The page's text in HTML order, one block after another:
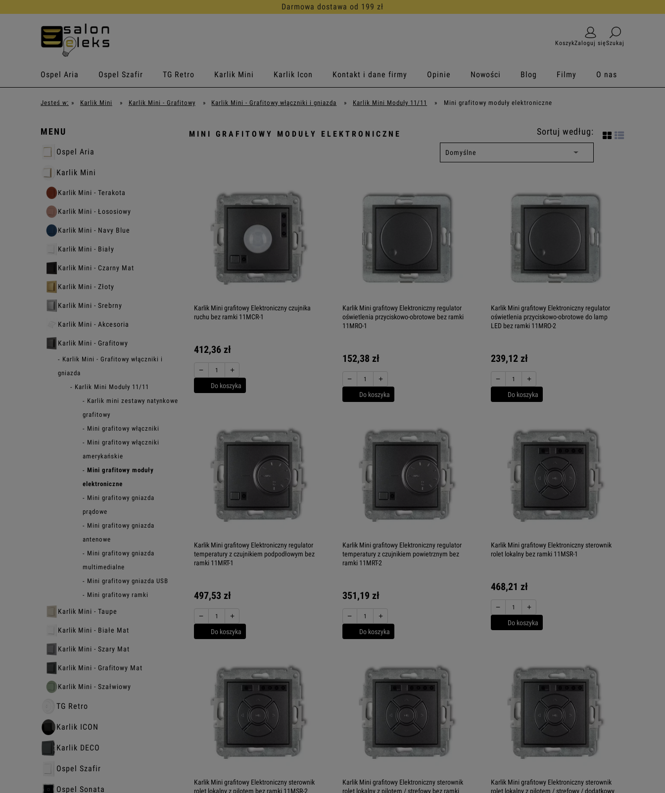
30 dni na darmowy zwrot
KoszykZaloguj sięSzukaj
Ospel Aria Ospel Szafir TG Retro Karlik Mini Karlik Icon Kontakt i dane firmy Opinie Nowości Blog Filmy O nas
Jesteś w: » Karlik Mini » Karlik Mini - Grafitowy » Karlik Mini - Grafitowy włączniki i gniazda » Karlik Mini Moduły 11/11 » Mini grafitowy moduły elektroniczne
MENU
Ospel Aria
Karlik Mini
Karlik Mini - Terakota
Karlik Mini - Łososiowy
Karlik Mini - Navy Blue
Karlik Mini - Biały
Karlik Mini - Czarny Mat
Karlik Mini - Złoty
Karlik Mini - Srebrny
Karlik Mini - Akcesoria
Karlik Mini - Grafitowy
Karlik Mini - Grafitowy włączniki i
gniazda
Karlik Mini Moduły 11/11
Karlik mini zestawy natynkowe
grafitowy
Mini grafitowy włączniki
Mini grafitowy włączniki
amerykańskie
Mini grafitowy moduły
elektroniczne
Mini grafitowy gniazda
prądowe
Mini grafitowy gniazda
antenowe
Mini grafitowy gniazda
multimedialne
Mini grafitowy gniazda USB
Mini grafitowy ramki
Karlik Mini - Taupe
Karlik Mini - Białe Mat
Karlik Mini - Szary Mat
Karlik Mini - Grafitowy Mat
Karlik Mini - Szałwiowy
TG Retro
Karlik ICON
Karlik DECO
Ospel Szafir
Ospel Sonata
MINI GRAFITOWY MODUŁY ELEKTRONICZNE Sortuj według:
Karlik Mini grafitowy Elektroniczny czujnika
ruchu bez ramki 11MCR-1
412,36 zł
− +
Do koszyka
Karlik Mini grafitowy Elektroniczny regulator
oświetlenia przyciskowo-obrotowe bez ramki
11MRO-1
152,38 zł
− +
Do koszyka
Karlik Mini grafitowy Elektroniczny regulator
oświetlenia przyciskowo-obrotowe do lamp
LED bez ramki 11MRO-2
239,12 zł
− +
Do koszyka
Karlik Mini grafitowy Elektroniczny regulator
temperatury z czujnikiem podpodłowym bez
ramki 11MRT-1
497,53 zł
− +
Do koszyka
Karlik Mini grafitowy Elektroniczny regulator
temperatury z czujnikiem powietrznym bez
ramki 11MRT-2
351,19 zł
− +
Do koszyka
Karlik Mini grafitowy Elektroniczny sterownik
rolet lokalny bez ramki 11MSR-1
468,21 zł
− +
Do koszyka
Karlik Mini grafitowy Elektroniczny sterownik
rolet lokalny z pilotem bez ramki 11MSR-2
Karlik Mini grafitowy Elektroniczny sterownik
rolet lokalny z pilotem / strefowy bez ramki
Karlik Mini grafitowy Elektroniczny sterownik
rolet lokalny z pilotem / strefowy / dodatkowy